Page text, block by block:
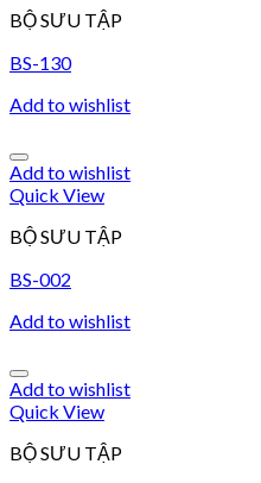
BỘ SƯU TẬP
BS-130
Add to wishlist
Add to wishlist
Quick View
BỘ SƯU TẬP
BS-002
Add to wishlist
Add to wishlist
Quick View
BỘ SƯU TẬP